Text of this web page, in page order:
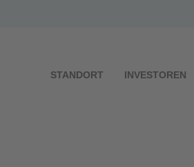
STANDORT INVESTOREN